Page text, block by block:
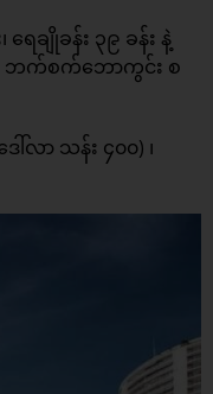
ရေချိုခန်း ၃၉ ခန်း နဲ့
ဘက်စက်ဘောကွင်း စ
ေါ်လာ သန်း ၄၀၀) ၊